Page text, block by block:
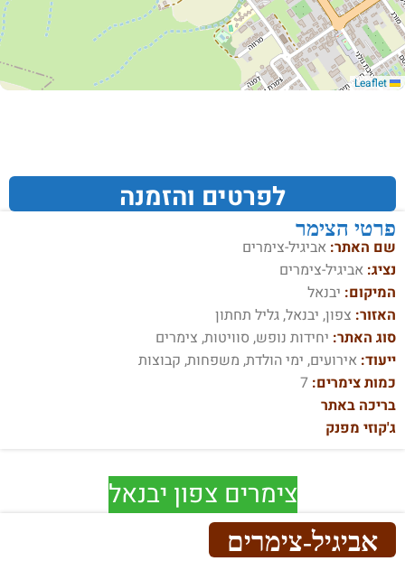
לפרטים והזמנה
פרטי הצימר
שם האתר: אביגיל-צימרים
נציג: אביגיל-צימרים
המיקום: יבנאל
האזור: צפון, יבנאל, גליל תחתון
סוג האתר: יחידות נופש, סוויטות, צימרים
ייעוד: אירועים, ימי הולדת, משפחות, קבוצות
כמות צימרים: 7
בריכה באתר
ג'קוזי מפנק
צימרים צפון יבנאל
אביגיל-צימרים